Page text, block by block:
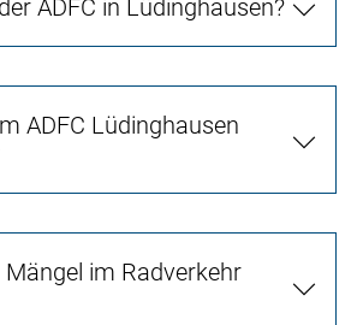
ADFC in Lüdinghausen?
ADFC Lüdinghausen
im Radverkehr